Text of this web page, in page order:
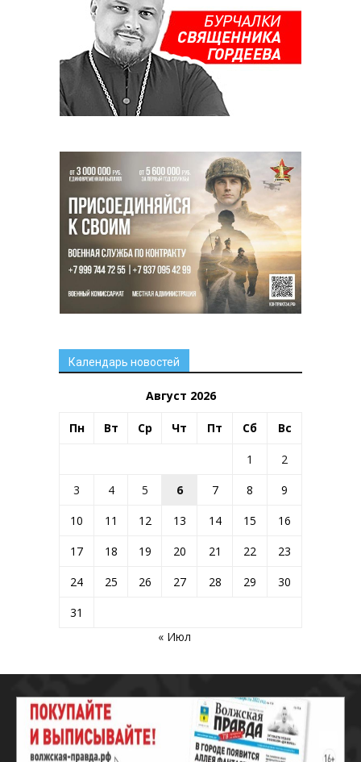
Календарь новостей
Август 2026
Пн Вт Ср Чт Пт Сб Вс
1
2
3
4 5 6 7 8
9
10
11 12 13 14 15
16
17
18 19 20 21 22
23
24
25 26 27 28 29
30
31
« Июл